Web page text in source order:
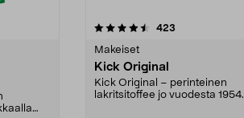
423
Makeiset
Kick Original
Kick Original – perinteinen
lakritsitoffee jo vuodesta 1954.
4.5 viidestä